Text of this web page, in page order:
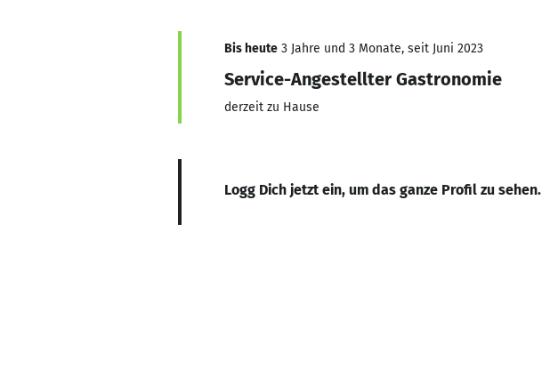
Bis heute 3 Jahre und 3 Monate, seit Juni 2023
Service-Angestellter Gastronomie
derzeit zu Hause
Logg Dich jetzt ein, um das ganze Profil zu sehen.